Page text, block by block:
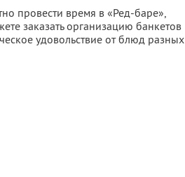
провести время в «Ред-баре»,
заказать организацию банкетов
удовольствие от блюд разных